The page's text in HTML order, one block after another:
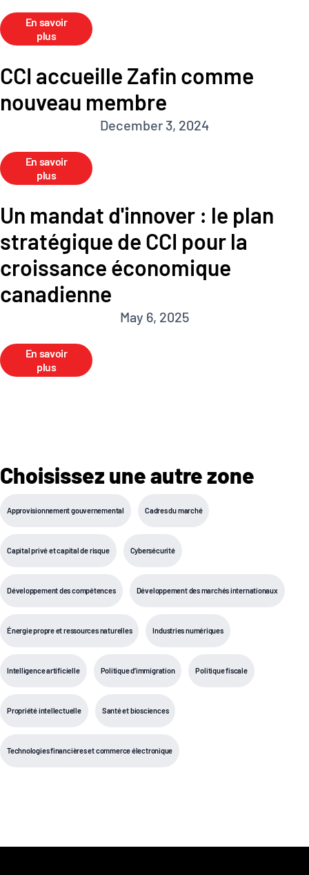
En savoir
plus
CCI accueille Zafin comme
nouveau membre
December 3, 2024
En savoir
plus
Un mandat d'innover : le plan
stratégique de CCI pour la
croissance économique
canadienne
May 6, 2025
En savoir
plus
Choisissez une autre zone
Approvisionnement gouvernemental Cadres du marché
Capital privé et capital de risque Cybersécurité
Développement des compétences Développement des marchés internationaux
Énergie propre et ressources naturelles Industries numériques
Intelligence artificielle Politique d’immigration Politique fiscale
Propriété intellectuelle Santé et biosciences
Technologies financières et commerce électronique